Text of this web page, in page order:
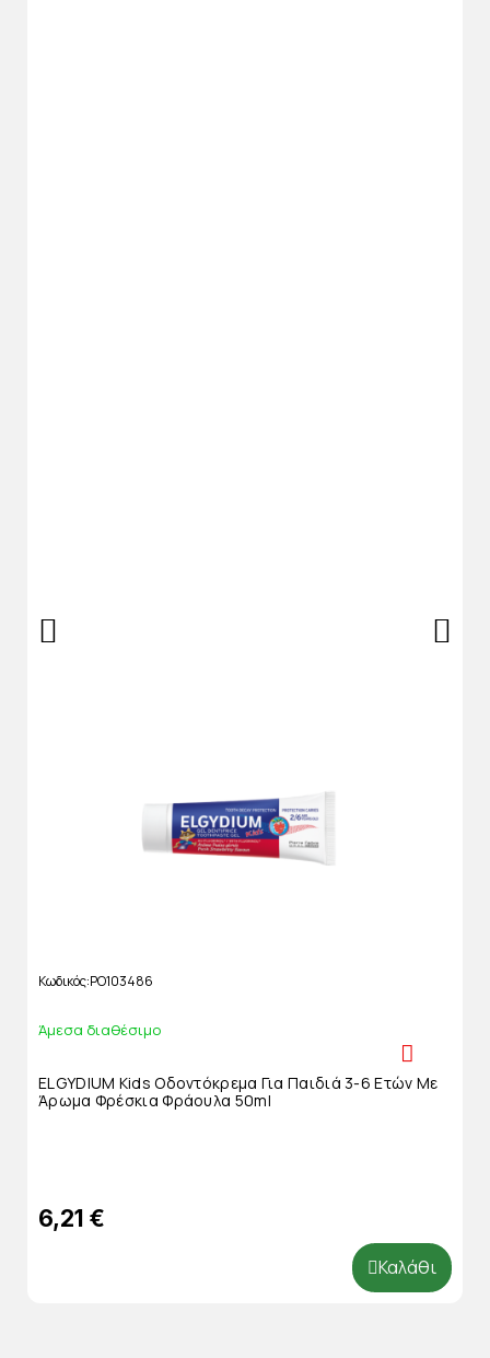
Κωδικός PO103486
Άμεσα διαθέσιμο
ELGYDIUM Kids Οδοντόκρεμα Για Παιδιά 3-6 Ετών Με
Άρωμα Φρέσκια Φράουλα 50ml
6,21 €
Καλάθι